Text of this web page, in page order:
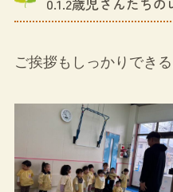
ご挨拶もしっかりでき